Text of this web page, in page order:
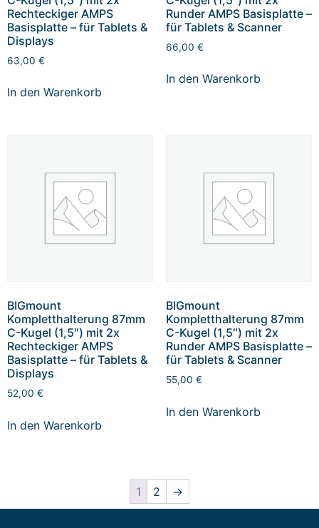
Rechteckiger AMPS
Basisplatte – für Tablets &
Displays
63,00 €
In den Warenkorb
Runder AMPS Basisplatte –
für Tablets & Scanner
66,00 €
In den Warenkorb
BIGmount
Kompletthalterung 87mm
C-Kugel (1,5″) mit 2x
Rechteckiger AMPS
Basisplatte – für Tablets &
Displays
52,00 €
In den Warenkorb
BIGmount
Kompletthalterung 87mm
C-Kugel (1,5″) mit 2x
Runder AMPS Basisplatte –
für Tablets & Scanner
55,00 €
In den Warenkorb
1 2 →